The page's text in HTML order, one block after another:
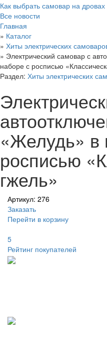
Как выбрать самовар на дровах
Все новости
Главная
» Каталог
» Хиты электрических
» Электрический самовар с
наборе с росписью
Раздел: Хиты электрических
«Желудь» в
росписью
гжель»
Артикул: 276
Заказать
Перейти в корзину
5
Рейтинг покупателей